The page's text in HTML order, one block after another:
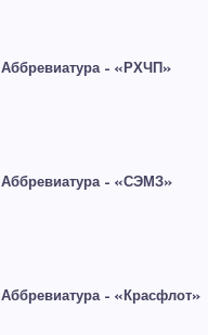
Аббревиатура – «РХЧП»
Аббревиатура – «СЭМЗ»
Аббревиатура – «Красфлот»